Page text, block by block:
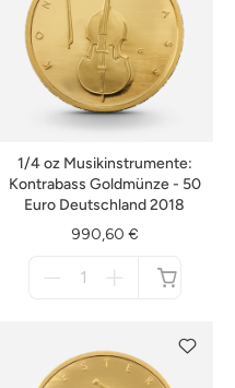
1/4 oz Musikinstrumente:
Kontrabass Goldmünze - 50
Euro Deutschland 2018
990,60 €